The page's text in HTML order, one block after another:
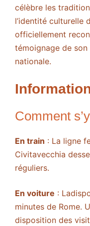
célèbre les
l’identité culturelle
officiellement
témoignage de son
nationale.
Comment
En train : La ligne
Civitavecchia
réguliers.
En voiture :
minutes de Rome.
disposition des